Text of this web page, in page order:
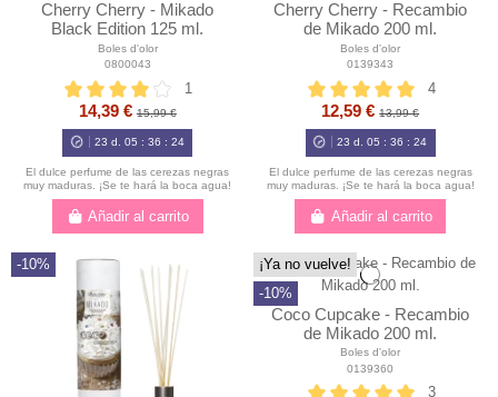
Cherry Cherry - Mikado
Black Edition 125 ml.
Boles d'olor
0800043
1
14,39 €15,99 €
23 d. 05 : 36 : 23
El dulce perfume de las cerezas negras
muy maduras. ¡Se te hará la boca agua!
Añadir al carrito
Cherry Cherry - Recambio
de Mikado 200 ml.
Boles d'olor
0139343
4
12,59 €13,99 €
23 d. 05 : 36 : 23
El dulce perfume de las cerezas negras
muy maduras. ¡Se te hará la boca agua!
Añadir al carrito
-10%
¡Ya no vuelve!
-10%
Coco Cupcake - Recambio
de Mikado 200 ml.
Boles d'olor
0139360
3